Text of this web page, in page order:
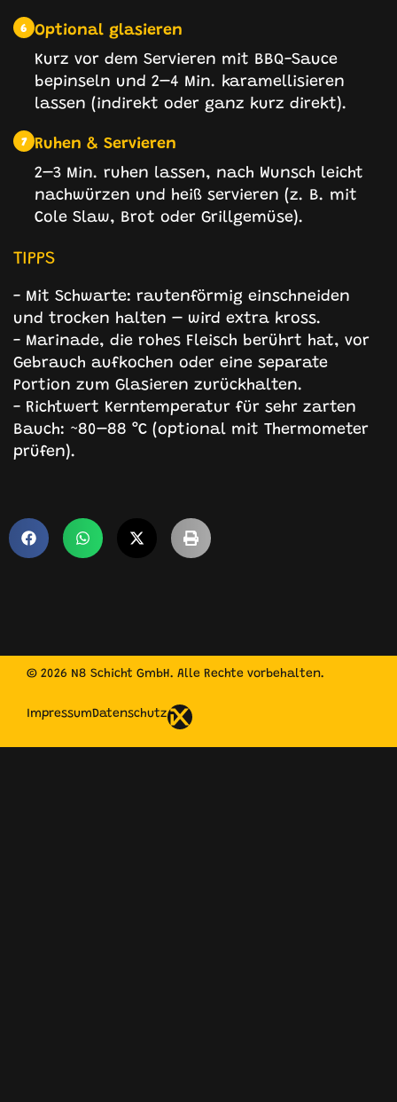
6 Optional glasieren
Kurz vor dem Servieren mit BBQ-Sauce
bepinseln und 2–4 Min. karamellisieren
lassen (indirekt oder ganz kurz direkt).
7 Ruhen & Servieren
2–3 Min. ruhen lassen, nach Wunsch leicht
nachwürzen und heiß servieren (z. B. mit
Cole Slaw, Brot oder Grillgemüse).
TIPPS
- Mit Schwarte: rautenförmig einschneiden
und trocken halten – wird extra kross.
- Marinade, die rohes Fleisch berührt hat, vor
Gebrauch aufkochen oder eine separate
Portion zum Glasieren zurückhalten.
- Richtwert Kerntemperatur für sehr zarten
Bauch: ~80–88 °C (optional mit Thermometer
prüfen).
© 2026 N8 Schicht GmbH. Alle Rechte vorbehalten.
ImpressumDatenschutz